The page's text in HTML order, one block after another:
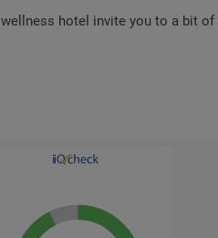
hotel invite you to a bit of